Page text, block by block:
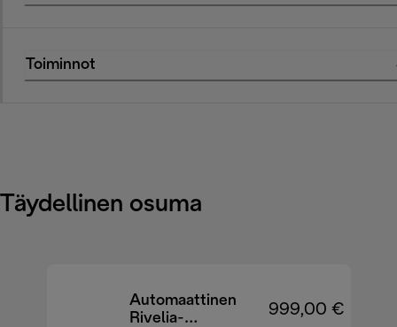
Toiminnot
Täydellinen osuma
Automaattinen
Rivelia-
999,00 €